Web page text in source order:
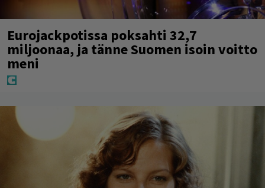
Eurojackpotissa poksahti 32,7
miljoonaa, ja tänne Suomen isoin voitto
meni